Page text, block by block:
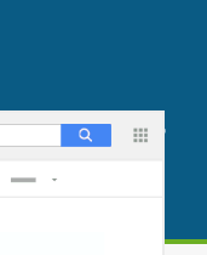
:hva bør